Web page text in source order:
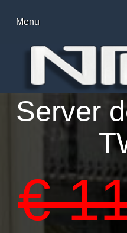
Menu
Server
€